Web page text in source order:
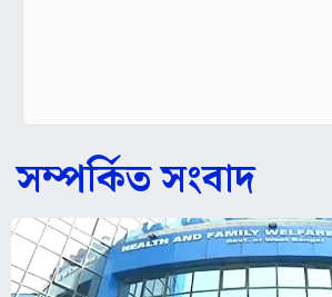
সম্পর্কিত সংবাদ